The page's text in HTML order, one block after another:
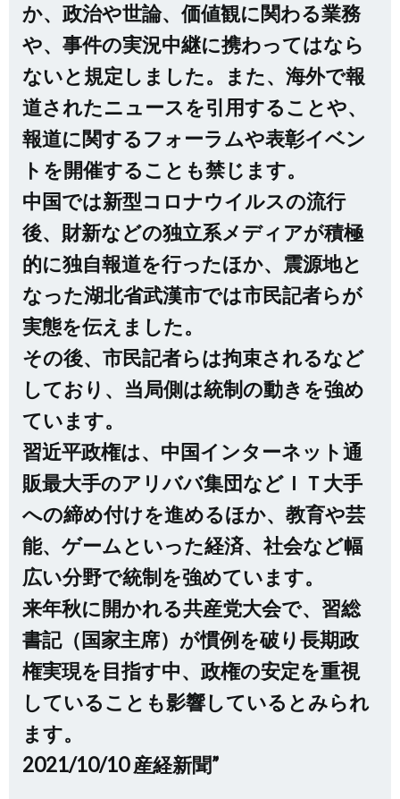
か、政治や世論、価値観に関わる業務
や、事件の実況中継に携わってはなら
ないと規定しました。また、海外で報
道されたニュースを引用することや、
報道に関するフォーラムや表彰イベン
トを開催することも禁じます。
中国では新型コロナウイルスの流行
後、財新などの独立系メディアが積極
的に独自報道を行ったほか、震源地と
なった湖北省武漢市では市民記者らが
実態を伝えました。
その後、市民記者らは拘束されるなど
しており、当局側は統制の動きを強め
ています。
習近平政権は、中国インターネット通
販最大手のアリババ集団などＩＴ大手
への締め付けを進めるほか、教育や芸
能、ゲームといった経済、社会など幅
広い分野で統制を強めています。
来年秋に開かれる共産党大会で、習総
書記（国家主席）が慣例を破り長期政
権実現を目指す中、政権の安定を重視
していることも影響しているとみられ
ます。
2021/10/10 産経新聞”